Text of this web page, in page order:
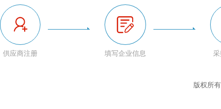
供应商注册 填写企业信息
版权所